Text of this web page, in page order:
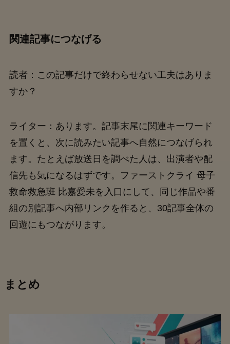
関連記事につなげる
読者：この記事だけで終わらせない工夫はありま
すか？
ライター：あります。記事末尾に関連キーワード
を置くと、次に読みたい記事へ自然につなげられ
ます。たとえば放送日を調べた人は、出演者や配
信先も気になるはずです。ファーストクライ 母子
救命救急班 比嘉愛未を入口にして、同じ作品や番
組の別記事へ内部リンクを作ると、30記事全体の
回遊にもつながります。
まとめ